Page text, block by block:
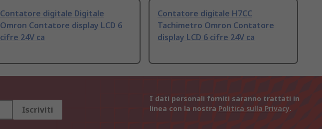
Contatore digitale Digitale
Omron Contatore display LCD 6
cifre 24V ca
Contatore digitale H7CC
Tachimetro Omron Contatore
display LCD 6 cifre 24V ca
Iscriviti
I dati personali forniti saranno trattati in
linea con la nostra Politica sulla Privacy.